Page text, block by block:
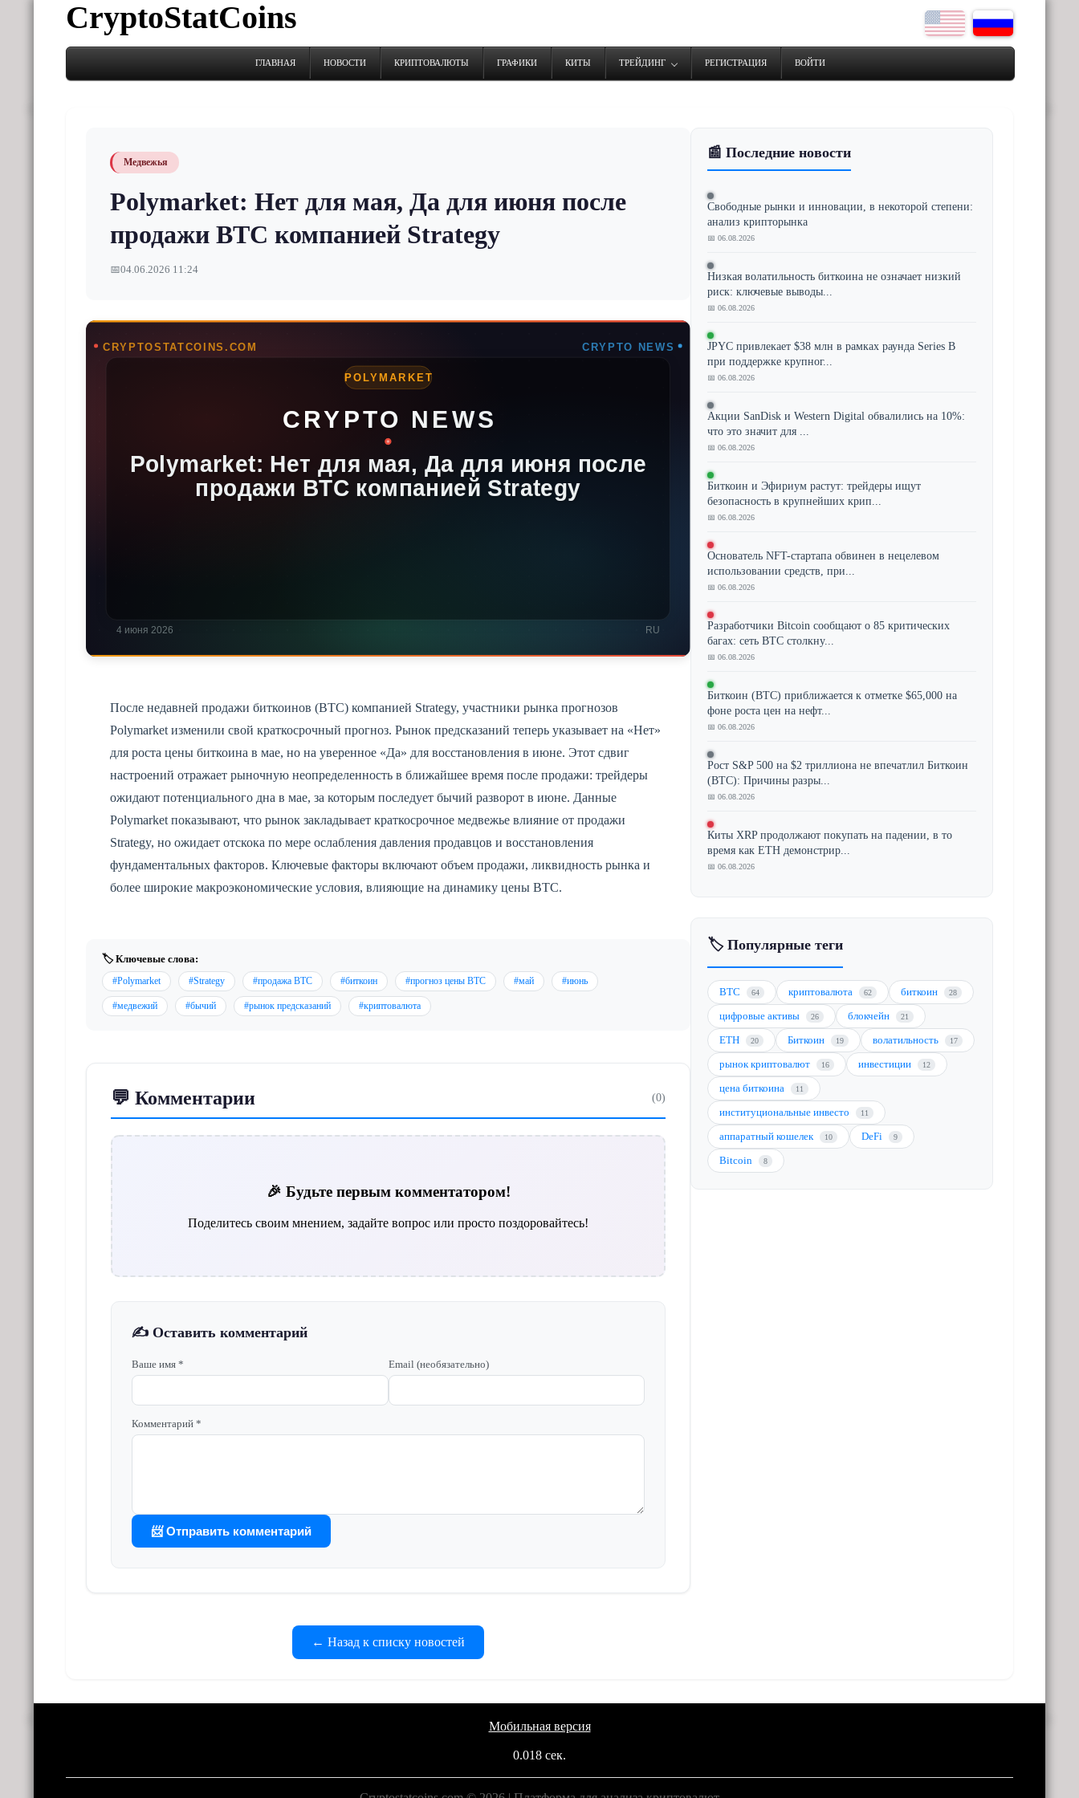
CryptoStatCoins
ГЛАВНАЯ НОВОСТИ КРИПТОВАЛЮТЫ ГРАФИКИ КИТЫ ТРЕЙДИНГ РЕГИСТРАЦИЯ ВОЙТИ
Медвежья
Polymarket: Нет для мая, Да для июня после
продажи BTC компанией Strategy
📅04.06.2026 11:24
После недавней продажи биткоинов (BTC) компанией Strategy, участники рынка прогнозов
Polymarket изменили свой краткосрочный прогноз. Рынок предсказаний теперь указывает на «Нет»
для роста цены биткоина в мае, но на уверенное «Да» для восстановления в июне. Этот сдвиг
настроений отражает рыночную неопределенность в ближайшее время после продажи: трейдеры
ожидают потенциального дна в мае, за которым последует бычий разворот в июне. Данные
Polymarket показывают, что рынок закладывает краткосрочное медвежье влияние от продажи
Strategy, но ожидает отскока по мере ослабления давления продавцов и восстановления
фундаментальных факторов. Ключевые факторы включают объем продажи, ликвидность рынка и
более широкие макроэкономические условия, влияющие на динамику цены BTC.
🏷️ Ключевые слова:
#Polymarket #Strategy #продажа BTC #биткоин #прогноз цены BTC #май #июнь
#медвежий #бычий #рынок предсказаний #криптовалюта
💬 Комментарии (0)
🎉 Будьте первым комментатором!
Поделитесь своим мнением, задайте вопрос или просто поздоровайтесь!
✍️ Оставить комментарий
Ваше имя * Email (необязательно)
Комментарий *
📨 Отправить комментарий
← Назад к списку новостей
📰 Последние новости
Свободные рынки и инновации, в некоторой степени:
анализ крипторынка
📅 06.08.2026
Низкая волатильность биткоина не означает низкий
риск: ключевые выводы...
📅 06.08.2026
JPYC привлекает $38 млн в рамках раунда Series B
при поддержке крупног...
📅 06.08.2026
Акции SanDisk и Western Digital обвалились на 10%:
что это значит для ...
📅 06.08.2026
Биткоин и Эфириум растут: трейдеры ищут
безопасность в крупнейших крип...
📅 06.08.2026
Основатель NFT-стартапа обвинен в нецелевом
использовании средств, при...
📅 06.08.2026
Разработчики Bitcoin сообщают о 85 критических
багах: сеть BTC столкну...
📅 06.08.2026
Биткоин (BTC) приближается к отметке $65,000 на
фоне роста цен на нефт...
📅 06.08.2026
Рост S&P 500 на $2 триллиона не впечатлил Биткоин
(BTC): Причины разры...
📅 06.08.2026
Киты XRP продолжают покупать на падении, в то
время как ETH демонстрир...
📅 06.08.2026
🏷️ Популярные теги
BTC 64 криптовалюта 62 биткоин 28
цифровые активы 26 блокчейн 21
ETH 20 Биткоин 19 волатильность 17
рынок криптовалют 16 инвестиции 12
цена биткоина 11
институциональные инвесто 11
аппаратный кошелек 10 DeFi 9
Bitcoin 8
Мобильная версия
0.018 сек.